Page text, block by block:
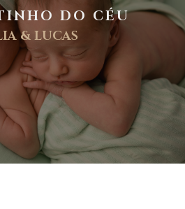
DO CÉU
& LUCAS